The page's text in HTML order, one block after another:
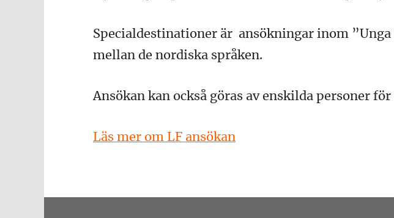
Specialdestinationer är ansökningar inom
mellan de nordiska språken.
Ansökan kan också göras av enskilda personer
Läs mer om LF ansökan